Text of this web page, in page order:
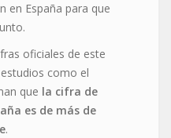
en España para que
oficiales de este
como el
que la cifra de
es de más de
.